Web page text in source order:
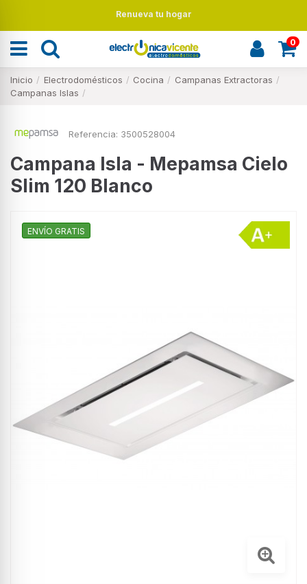
Renueva tu hogar
0
Inicio Electrodomésticos Cocina
Campanas Extractoras
Campanas Islas
Referencia: 3500528004
Campana Isla - Mepamsa Cielo
Slim 120 Blanco
ENVÍO GRATIS